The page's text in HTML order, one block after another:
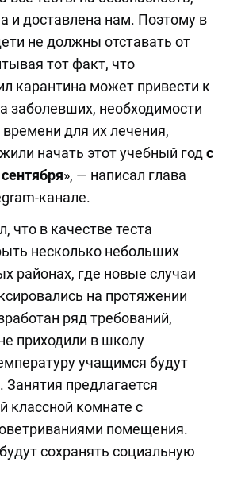
и доставлена нам. Поэтому в
не должны отставать от
тот факт, что
карантина может привести к
заболевших, необходимости
для их лечения,
начать этот учебный годс
», — написал глава
канале.
что в качестве теста
несколько небольших
районах, где новые случаи
на протяжении
ряд требований,
приходили в школу
учащимся будут
Занятия предлагается
классной комнате с
помещения.
сохранять социальную